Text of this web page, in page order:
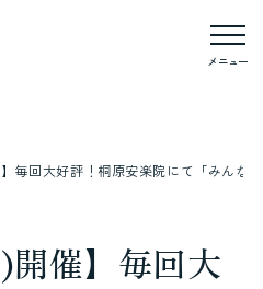
メニュー
】毎回大好評！桐原安楽院にて「みんな
開催】毎回大